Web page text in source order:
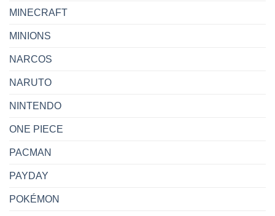
MINECRAFT
MINIONS
NARCOS
NARUTO
NINTENDO
ONE PIECE
PACMAN
PAYDAY
POKÉMON